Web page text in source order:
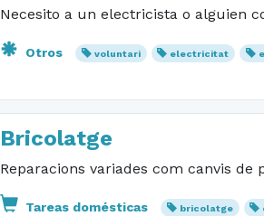
Necesito a un electricista o alguien
Otros voluntari electricitat
Bricolatge
Reparacions variades com canvis
Tareas domésticas bricolatge